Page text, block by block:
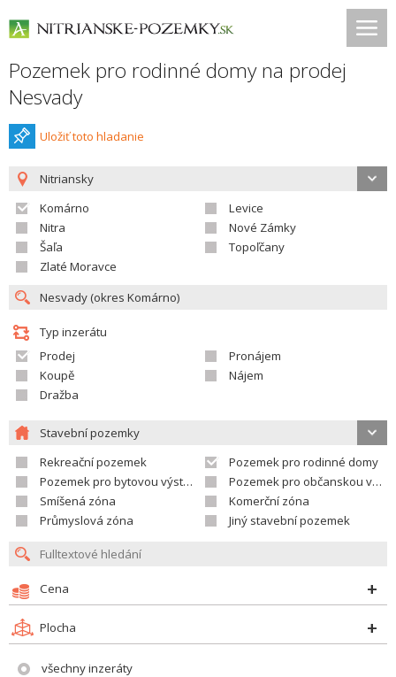
Pozemek pro rodinné domy na prodej
Nesvady
Uložiť toto hladanie
Nitriansky
Komárno
Levice
Nitra
Nové Zámky
Šaľa
Topoľčany
Zlaté Moravce
Typ inzerátu
Prodej
Pronájem
Koupě
Nájem
Dražba
Stavební pozemky
Rekreační pozemek
Pozemek pro rodinné domy
Pozemek pro bytovou výstavbu
Pozemek pro občanskou vybavenost
Smíšená zóna
Komerční zóna
Průmyslová zóna
Jiný stavební pozemek
Cena
Plocha
všechny inzeráty